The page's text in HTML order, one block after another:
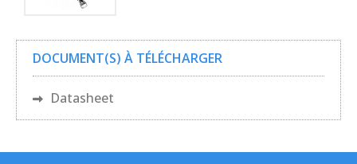
DOCUMENT(S) À TÉLÉCHARGER
Datasheet